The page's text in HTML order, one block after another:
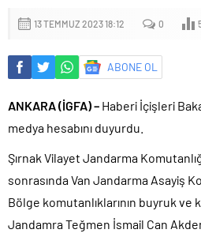
13 TEMMUZ 2023 18:12 0
ABONE OL
ANKARA (İGFA) – Haberi İçişleri
medya hesabını duyurdu.
Şırnak Vilayet Jandarma
sonrasında Van Jandarma Asayiş
Bölge komutanlıklarının buyruk ve
Jandamra Teğmen İsmail Can